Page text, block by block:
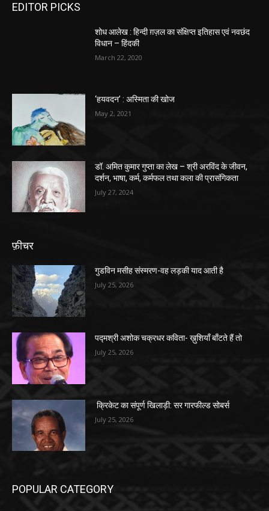
EDITOR PICKS
शोध आलेख : हिन्दी ग़ज़ल का संक्षिप्त इतिहास एवं नवछंद
विधान – हिंदकी
March 22, 2020
‘हयवदन’ : अस्मिता की खोज
May 2, 2021
डॉ. अमित कुमार गुप्ता का लेख – श्री अरविंद के जीवन,
दर्शन, भाषा, कर्म, कर्मफल तथा कला की प्रासंगिकता
July 27, 2024
फ़ीचर
गुडविन मसीह संस्मरण-वह लड़की याद आती है
July 25, 2026
पद्मश्री अशोक चक्रधर कविता- ख़ुशियाँ बाँटते हैं तो
July 25, 2026
क्रिकेट का संपूर्ण खिलाड़ी: सर गारफील्ड सोबर्स
July 25, 2026
POPULAR CATEGORY